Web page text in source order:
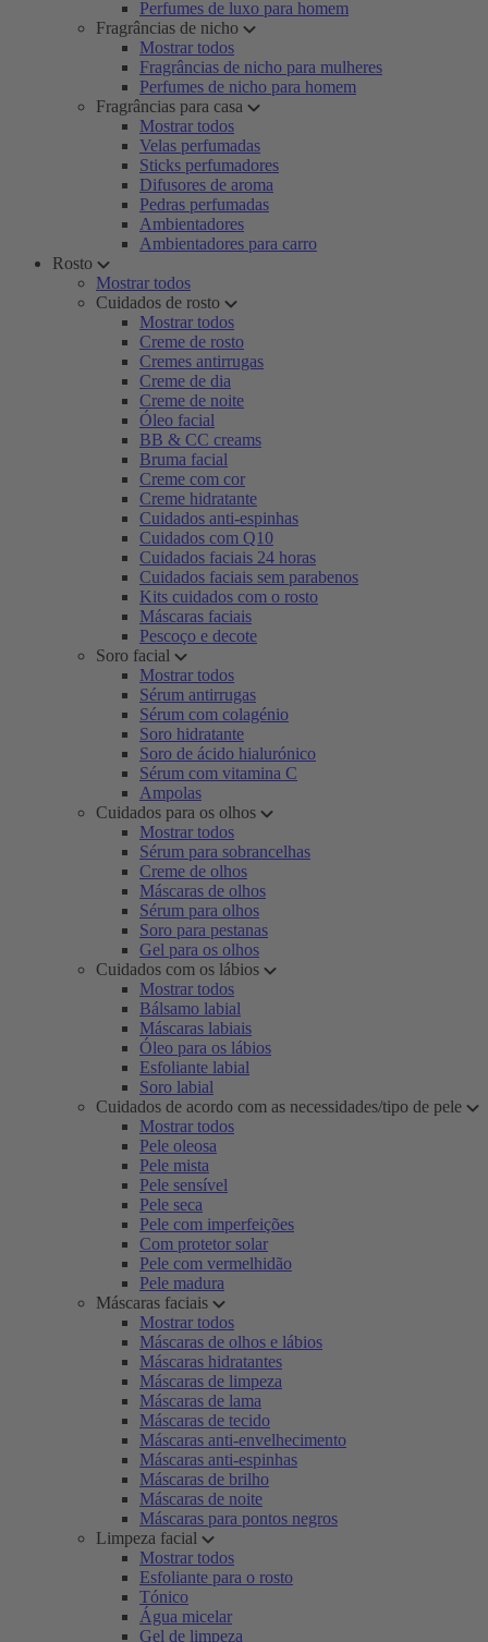
Perfumes de luxo para homem
Fragrâncias de nicho
Mostrar todos
Fragrâncias de nicho para mulheres
Perfumes de nicho para homem
Fragrâncias para casa
Mostrar todos
Velas perfumadas
Sticks perfumadores
Difusores de aroma
Pedras perfumadas
Ambientadores
Ambientadores para carro
Rosto
Mostrar todos
Cuidados de rosto
Mostrar todos
Creme de rosto
Cremes antirrugas
Creme de dia
Creme de noite
Óleo facial
BB & CC creams
Bruma facial
Creme com cor
Creme hidratante
Cuidados anti-espinhas
Cuidados com Q10
Cuidados faciais 24 horas
Cuidados faciais sem parabenos
Kits cuidados com o rosto
Máscaras faciais
Pescoço e decote
Soro facial
Mostrar todos
Sérum antirrugas
Sérum com colagénio
Soro hidratante
Soro de ácido hialurónico
Sérum com vitamina C
Ampolas
Cuidados para os olhos
Mostrar todos
Sérum para sobrancelhas
Creme de olhos
Máscaras de olhos
Sérum para olhos
Soro para pestanas
Gel para os olhos
Cuidados com os lábios
Mostrar todos
Bálsamo labial
Máscaras labiais
Óleo para os lábios
Esfoliante labial
Soro labial
Cuidados de acordo com as necessidades/tipo de pele
Mostrar todos
Pele oleosa
Pele mista
Pele sensível
Pele seca
Pele com imperfeições
Com protetor solar
Pele com vermelhidão
Pele madura
Máscaras faciais
Mostrar todos
Máscaras de olhos e lábios
Máscaras hidratantes
Máscaras de limpeza
Máscaras de lama
Máscaras de tecido
Máscaras anti-envelhecimento
Máscaras anti-espinhas
Máscaras de brilho
Máscaras de noite
Máscaras para pontos negros
Limpeza facial
Mostrar todos
Esfoliante para o rosto
Tónico
Água micelar
Gel de limpeza